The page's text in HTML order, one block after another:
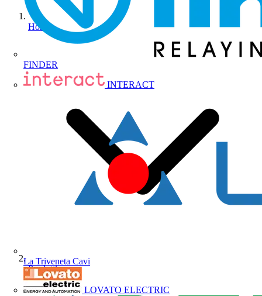
FINDER
INTERACT
La Triveneta Cavi
LOVATO ELECTRIC
Home
Prodotti